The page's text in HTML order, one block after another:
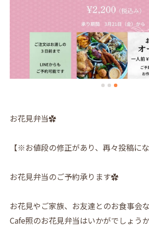
お花見弁当✿
【※お値段の修正があり、再々投稿にな
お花見弁当のご予約承ります✿
お花見やご家族、お友達とのお食事会な
Cafe照のお花見弁当はいかがでしょう